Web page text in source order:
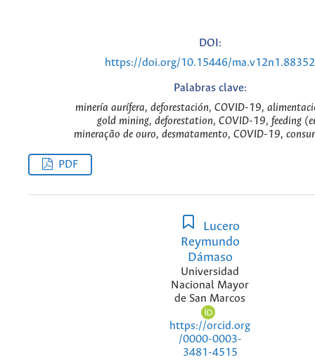
DOI:
https://doi.org/10.15446/ma.v12n1.88352
Palabras clave:
minería aurífera, deforestación, COVID-19,
gold mining, deforestation, COVID-19, feeding
mineração de ouro, desmatamento, COVID-19,
PDF
Lucero
Reymundo
Dámaso
Universidad
Nacional Mayor
de San Marcos
https://orcid.org
/0000-0003-
3481-4515